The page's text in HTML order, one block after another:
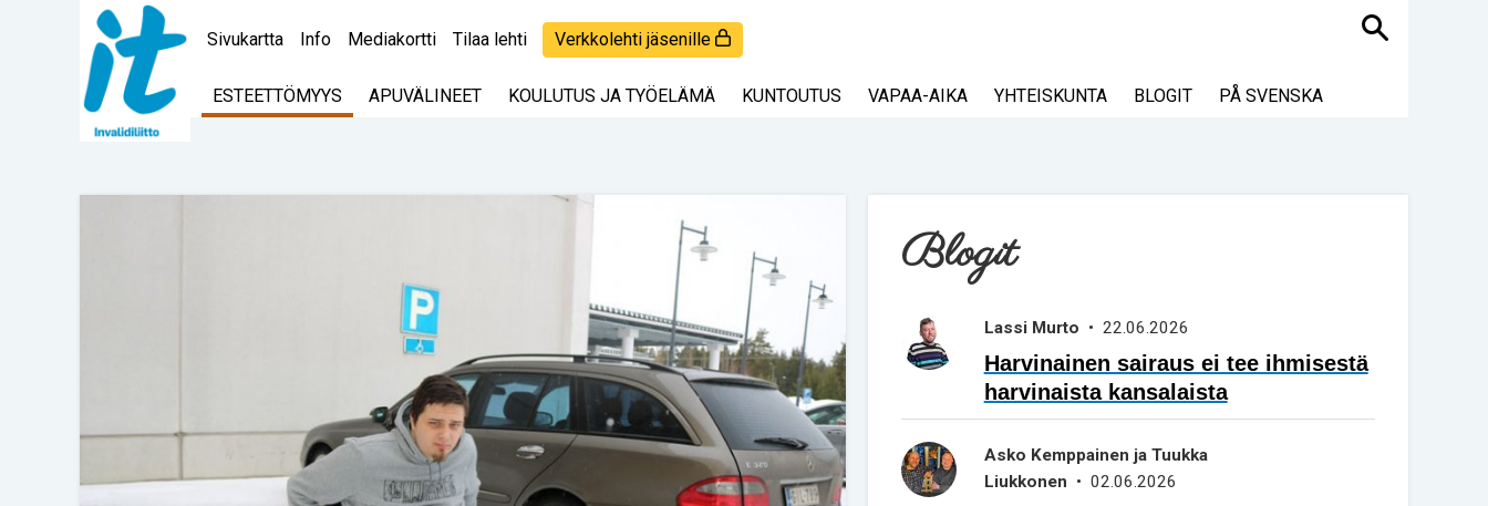
Sivukartta Info Mediakortti Tilaa lehti Verkkolehti jäsenille Haku
ESTEETTÖMYYS APUVÄLINEET KOULUTUS JA TYÖELÄMÄ KUNTOUTUS VAPAA-AIKA YHTEISKUNTA BLOGIT PÅ SVENSKA
Blogit
Lassi Murto • 22.06.2026
Harvinainen sairaus ei tee ihmisestä
harvinaista kansalaista
Asko Kemppainen ja Tuukka
Liukkonen • 02.06.2026